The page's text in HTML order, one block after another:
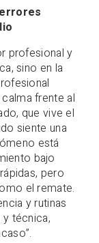
profesional y
sino en la
frente al
que vive el
siente una
está
bajo
pero
el remate.
y rutinas
técnica,